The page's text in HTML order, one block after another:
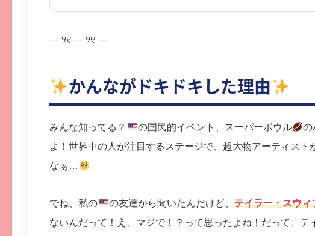
— ୨୧ — ୨୧ —
かんながドキドキした理由
みんな知ってる？ の国民的イベント、スーパーボウル
の
よ！世界中の人が注目するステージで、超大物アーティス
なぁ…
でね、私の の友達から聞いたんだけど、 テイラー・スウィ
ないんだって！え、マジで！？って思ったよね！だって、